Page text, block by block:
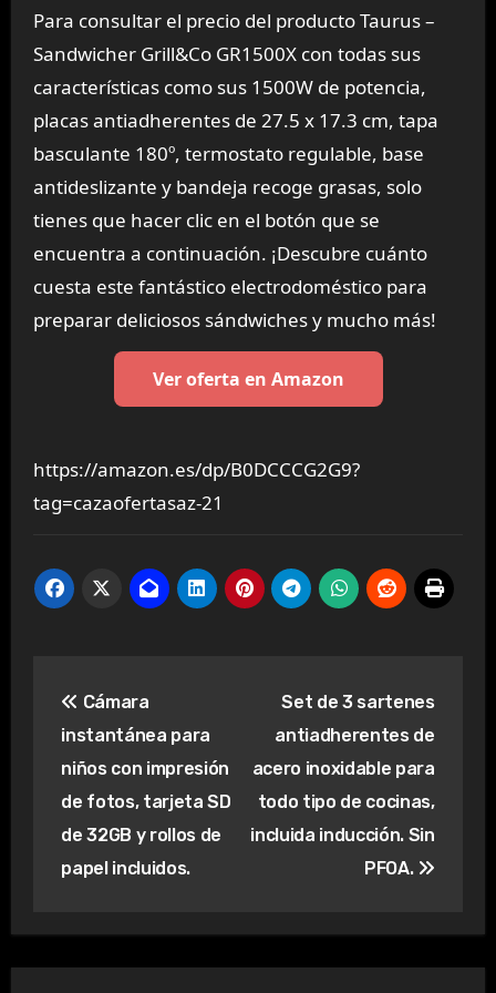
Para consultar el precio del producto Taurus –
Sandwicher Grill&Co GR1500X con todas sus
características como sus 1500W de potencia,
placas antiadherentes de 27.5 x 17.3 cm, tapa
basculante 180º, termostato regulable, base
antideslizante y bandeja recoge grasas, solo
tienes que hacer clic en el botón que se
encuentra a continuación. ¡Descubre cuánto
cuesta este fantástico electrodoméstico para
preparar deliciosos sándwiches y mucho más!
Ver oferta en Amazon
https://amazon.es/dp/B0DCCCG2G9?
tag=cazaofertasaz-21
de
entradas
Cámara
instantánea para
niños con impresión
de fotos, tarjeta SD
de 32GB y rollos de
papel incluidos.
Set de 3 sartenes
antiadherentes de
acero inoxidable para
todo tipo de cocinas,
incluida inducción. Sin
PFOA.